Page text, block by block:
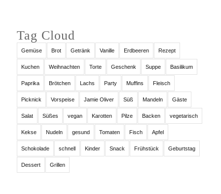
Tag Cloud
Gemüse Brot Getränk Vanille Erdbeeren Rezept
Kuchen Weihnachten Torte Geschenk Suppe Basilikum
Paprika Brötchen Lachs Party Muffins Fleisch
Picknick Vorspeise Jamie Oliver Süß Mandeln Gäste
Salat Süßes vegan Karotten Pilze Backen vegetarisch
Kekse Nudeln gesund Tomaten Fisch Apfel
Schokolade schnell Kinder Snack Frühstück Geburtstag
Dessert Grillen